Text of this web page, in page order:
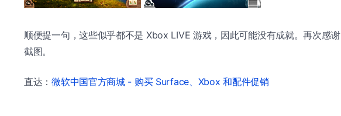
顺便提一句，这些似乎都不是 Xbox LIVE 游戏，因此可能没有成就。再次感谢
截图。
直达：微软中国官方商城 - 购买 Surface、Xbox 和配件促销